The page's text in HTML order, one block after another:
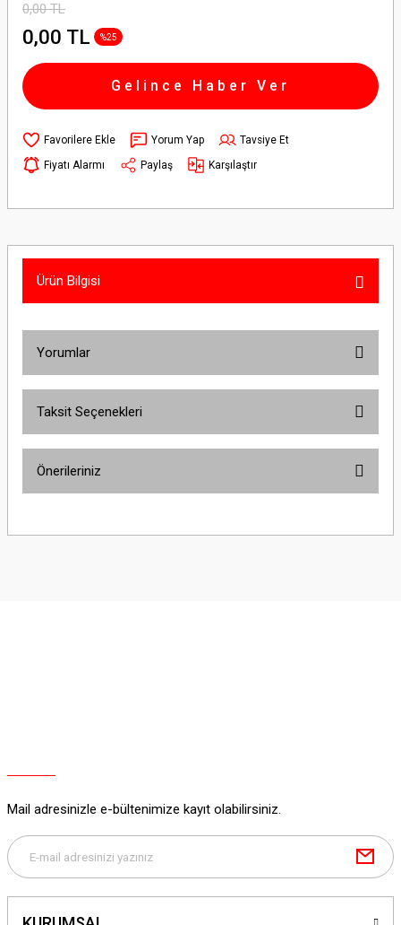
0,00 TL
0,00 TL %25
Gelince Haber Ver
Yorum Yap
Tavsiye Et
Fiyatı Alarmı
Paylaş Karşılaştır
Ürün Bilgisi
Yorumlar
Taksit Seçenekleri
Önerileriniz
yetersiz gördüğünüz noktaları öneri formunu kullanarak tarafımıza
Mail adresinizle e-bültenimize kayıt olabilirsiniz.